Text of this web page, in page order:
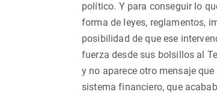
político. Y para conseguir lo
forma de leyes, reglamentos,
posibilidad de que ese
fuerza desde sus bolsillos al
y no aparece otro mensaje
sistema financiero, que